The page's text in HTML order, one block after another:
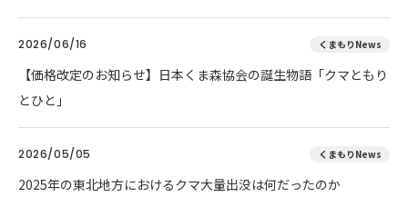
2026/06/16 くまもりNews
【価格改定のお知らせ】日本くま森協会の誕生物語「クマともり
とひと」
2026/05/05 くまもりNews
2025年の東北地方におけるクマ大量出没は何だったのか